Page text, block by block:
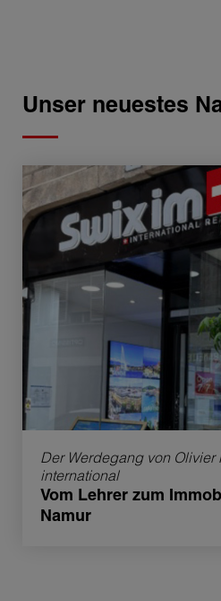
Unser neuestes
Der Werdegang von
international
Vom Lehrer zum
Namur